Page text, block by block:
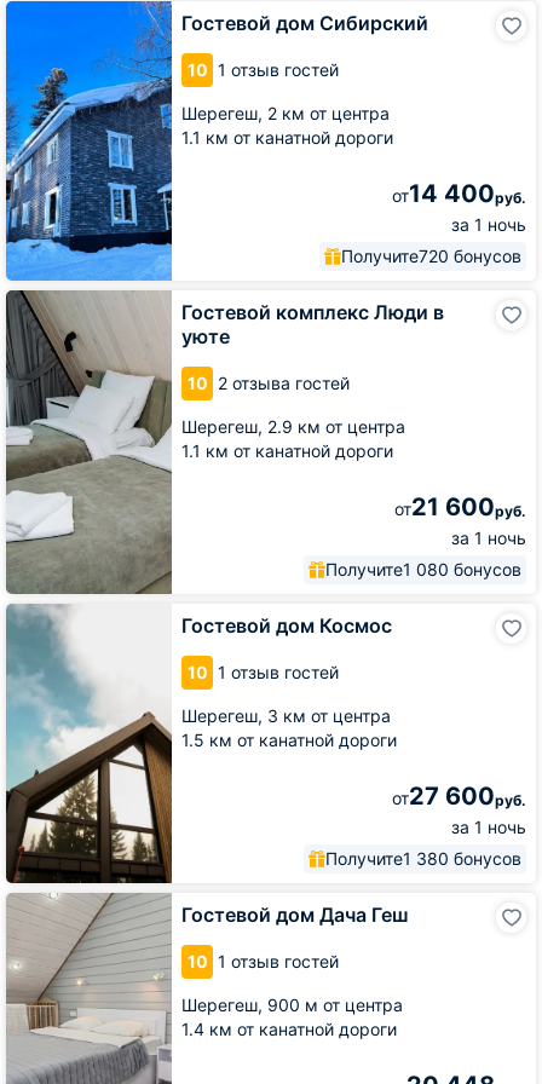
Гостевой дом Сибирский
10 1 отзыв гостей
Шерегеш, 2 км от центра
1.1 км от канатной дороги
от14 400руб.
за 1 ночь
Получите720 бонусов
Гостевой
Сибирский
Гостевой комплекс Люди в
уюте
10 2 отзыва гостей
Шерегеш, 2.9 км от центра
1.1 км от канатной дороги
от21 600руб.
за 1 ночь
Получите1 080 бонусов
Гостевой
комплекс
Люди
в
уюте
Гостевой дом Космос
10 1 отзыв гостей
Шерегеш, 3 км от центра
1.5 км от канатной дороги
от27 600руб.
за 1 ночь
Получите1 380 бонусов
Гостевой
Гостевой дом Дача Геш
10 1 отзыв гостей
Шерегеш, 900 м от центра
1.4 км от канатной дороги
Гостевой
дом
Дача
Геш